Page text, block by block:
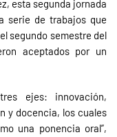
esta segunda jornada
serie de trabajos que
segundo semestre del
aceptados por un
ejes: innovación,
y docencia, los cuales
una ponencia oral”,